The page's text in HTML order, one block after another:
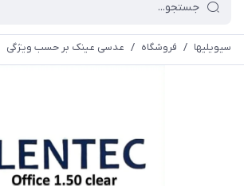
سیویلیها / فروشگاه / عدسی عینک بر حسب ویژگی